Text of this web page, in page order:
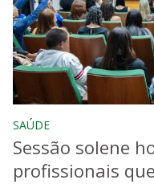
SAÚDE
Sessão solene
profissionais